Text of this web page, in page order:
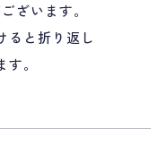
ざいます。
ると折り返し
。